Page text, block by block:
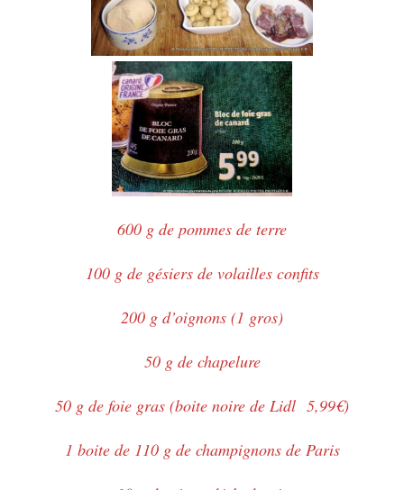
600 g de pommes de terre
100 g de gésiers de volailles confits
200 g d’oignons (1 gros)
50 g de chapelure
50 g de foie gras (boite noire de Lidl 5,99€)
1 boite de 110 g de champignons de Paris